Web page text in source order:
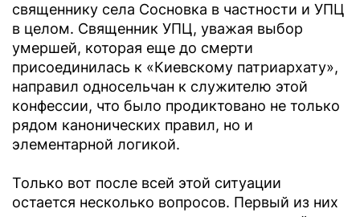
священнику села Сосновка в частности и УПЦ
в целом. Священник УПЦ, уважая выбор
умершей, которая еще до смерти
присоединилась к «Киевскому патриархату»,
направил односельчан к служителю этой
конфессии, что было продиктовано не только
рядом канонических правил, но и
элементарной логикой.
Только вот после всей этой ситуации
остается несколько вопросов. Первый из них